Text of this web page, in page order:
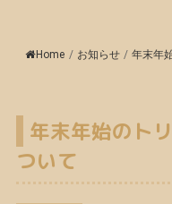
Home / お知らせ / 年末年
年末年始のト
ついて